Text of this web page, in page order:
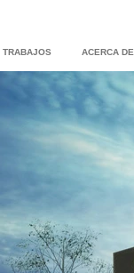
TRABAJOS ACERCA DE